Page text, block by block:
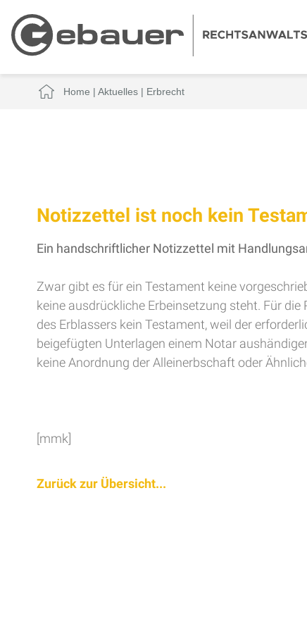
Home | Aktuelles| Erbrecht
Notizzettel ist noch kein
Ein handschriftlicher Notizzettel mit
Zwar gibt es für ein Testament keine
keine ausdrückliche Erbeinsetzung steht. Für
des Erblassers kein Testament, weil der
beigefügten Unterlagen einem Notar
keine Anordnung der Alleinerbschaft oder
[mmk]
Zurück zur Übersicht...